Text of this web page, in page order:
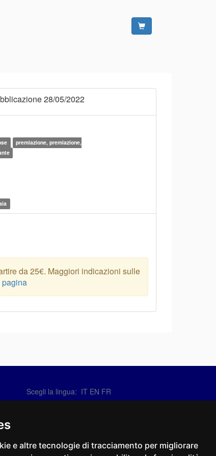
e altre tecnologie di tracciamento per migliorare
28/05/2022
premiazione, premiazione,
da 25€. Maggiori indicazioni sulle
Scegli la lingua: IT EN FR
Social